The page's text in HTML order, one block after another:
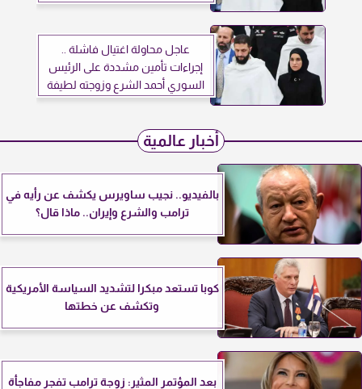
عاجل محاولة اغتيال فاشلة ..
إجراءات تأمين مشددة على الرئيس
السوري أحمد الشرع وزوجته لطيفة
أخبار عالمية
بالفيديو.. نجيب ساويرس يكشف عن رأيه في
ترامب والشرع وإيران.. ماذا قال؟
كوبا تستعد مبكرا لتشديد السياسة الأمريكية
وتكشف عن خطتها
بعد المؤتمر المثير: زوجة ترامب تفجر مفاجأة